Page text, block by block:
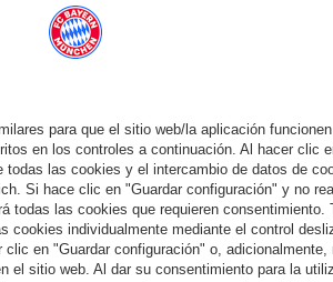
al FC Bayern por todo lo que he
siempre fue algo muy especial
decirles hoy?
de que nos hiciéramos amigos. Que eran
el más importante para usted?
en Núremberg. Aquello fue el
internacional. Solo dos años antes
pero logramos imponernos. A partir